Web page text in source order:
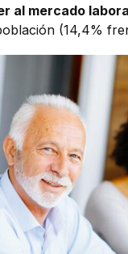
al mercado
(14,4%